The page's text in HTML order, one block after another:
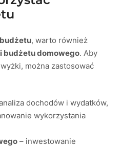
, warto również
budżetu domowego. Aby
można zastosować
dochodów i wydatków,
wykorzystania
– inwestowanie